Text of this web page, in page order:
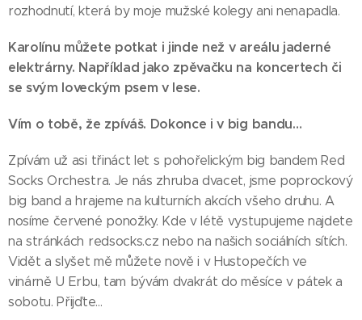
rozhodnutí, která by moje mužské kolegy ani nenapadla.
Karolínu můžete potkat i jinde než v areálu jaderné
elektrárny. Například jako zpěvačku na koncertech či
se svým loveckým psem v lese.
Vím o tobě, že zpíváš. Dokonce i v big bandu…
Zpívám už asi třináct let s pohořelickým big bandem Red
Socks Orchestra. Je nás zhruba dvacet, jsme poprockový
big band a hrajeme na kulturních akcích všeho druhu. A
nosíme červené ponožky. Kde v létě vystupujeme najdete
na stránkách redsocks.cz nebo na našich sociálních sítích.
Vidět a slyšet mě můžete nově i v Hustopečích ve
vinárně U Erbu, tam bývám dvakrát do měsíce v pátek a
sobotu. Přijďte… 😊